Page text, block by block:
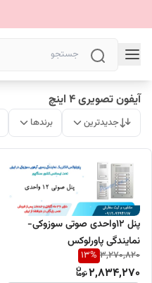
آیفون تصویری 4 اینچ
جدیدترین برندها
پنل 12واحدی صوتی سوزوکی-
نمایندگی پاورلوکس
3,270,820
13%
2,834,270